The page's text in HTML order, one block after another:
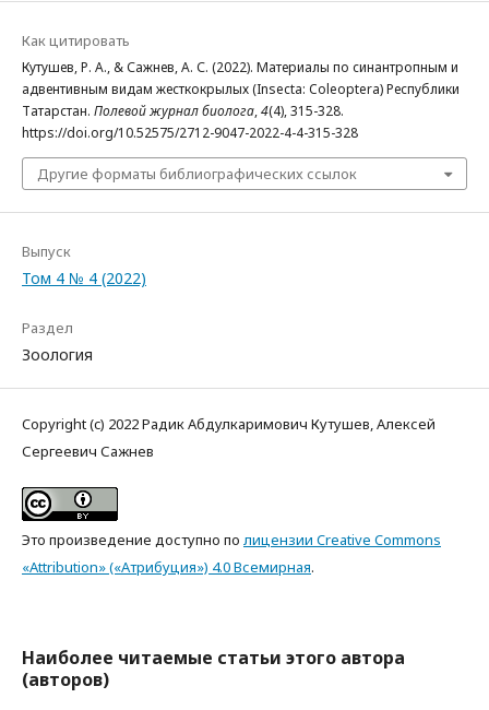
Как цитировать
Кутушев, Р. А., & Сажнев, А. С. (2022). Материалы по синантропным и
адвентивным видам жесткокрылых (Insecta: Coleoptera) Республики
Татарстан. Полевой журнал биолога,4(4), 315-328.
https://doi.org/10.52575/2712-9047-2022-4-4-315-328
Другие форматы библиографических ссылок
Выпуск
Том 4 № 4 (2022)
Раздел
Зоология
Copyright (c) 2022 Радик Абдулкаримович Кутушев, Алексей
Сергеевич Сажнев
Это произведение доступно по лицензии Creative Commons
«Attribution» («Атрибуция») 4.0 Всемирная.
Наиболее читаемые статьи этого автора
(авторов)